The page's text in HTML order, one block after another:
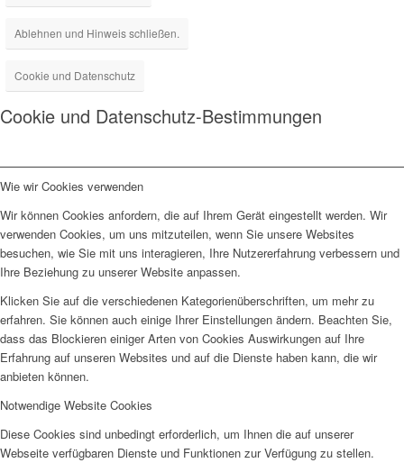
Ablehnen und Hinweis schließen.
Cookie und Datenschutz
Cookie und Datenschutz-Bestimmungen
Wie wir Cookies verwenden
Wir können Cookies anfordern, die auf Ihrem Gerät eingestellt werden. Wir
verwenden Cookies, um uns mitzuteilen, wenn Sie unsere Websites
besuchen, wie Sie mit uns interagieren, Ihre Nutzererfahrung verbessern und
Ihre Beziehung zu unserer Website anpassen.
Klicken Sie auf die verschiedenen Kategorienüberschriften, um mehr zu
erfahren. Sie können auch einige Ihrer Einstellungen ändern. Beachten Sie,
dass das Blockieren einiger Arten von Cookies Auswirkungen auf Ihre
Erfahrung auf unseren Websites und auf die Dienste haben kann, die wir
anbieten können.
Notwendige Website Cookies
Diese Cookies sind unbedingt erforderlich, um Ihnen die auf unserer
Webseite verfügbaren Dienste und Funktionen zur Verfügung zu stellen.